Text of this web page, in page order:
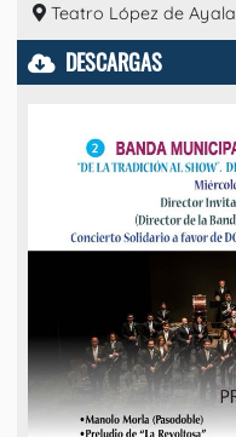
Teatro López de Ayala
DESCARGAS